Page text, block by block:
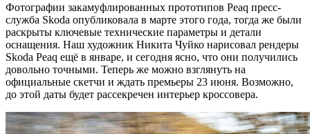
Фотографии закамуфлированных прототипов Peaq пресс-
служба Skoda опубликовала в марте этого года, тогда же были
раскрыты ключевые технические параметры и детали
оснащения. Наш художник Никита Чуйко нарисовал рендеры
Skoda Peaq ещё в январе, и сегодня ясно, что они получились
довольно точными. Теперь же можно взглянуть на
официальные скетчи и ждать премьеры 23 июня. Возможно,
до этой даты будет рассекречен интерьер кроссовера.